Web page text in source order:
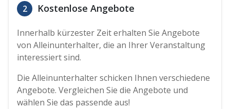
2 Kostenlose Angebote
Innerhalb kürzester Zeit erhalten Sie Angebote
von Alleinunterhalter, die an Ihrer Veranstaltung
interessiert sind.
Die Alleinunterhalter schicken Ihnen verschiedene
Angebote. Vergleichen Sie die Angebote und
wählen Sie das passende aus!